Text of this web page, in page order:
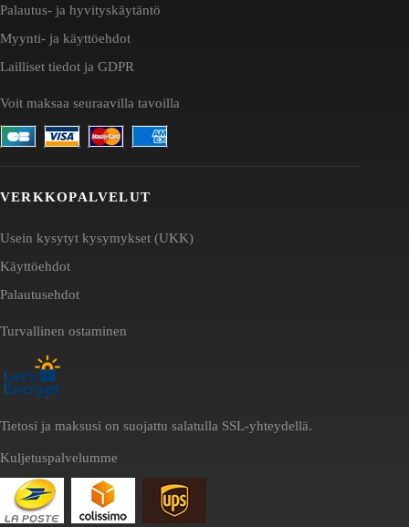
Palautus- ja hyvityskäytäntö
Myynti- ja käyttöehdot
Lailliset tiedot ja GDPR
Voit maksaa seuraavilla tavoilla
VERKKOPALVELUT
Usein kysytyt kysymykset (UKK)
Käyttöehdot
Palautusehdot
Turvallinen ostaminen
Tietosi ja maksusi on suojattu salatulla SSL-yhteydellä.
Kuljetuspalvelumme